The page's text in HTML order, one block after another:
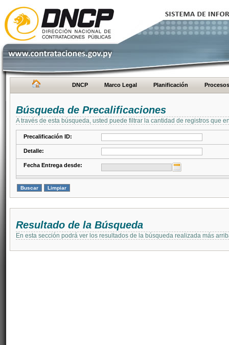
DNCP Marco Legal Planificación Procesos
Búsqueda de Precalificaciones
A través de esta búsqueda, usted puede filtrar la cantidad de registros que
Precalificación ID:
Detalle:
Fecha Entrega desde:
Resultado de la Búsqueda
En esta sección podrá ver los resultados de la búsqueda realizada más